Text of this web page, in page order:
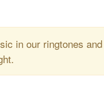
in our ringtones